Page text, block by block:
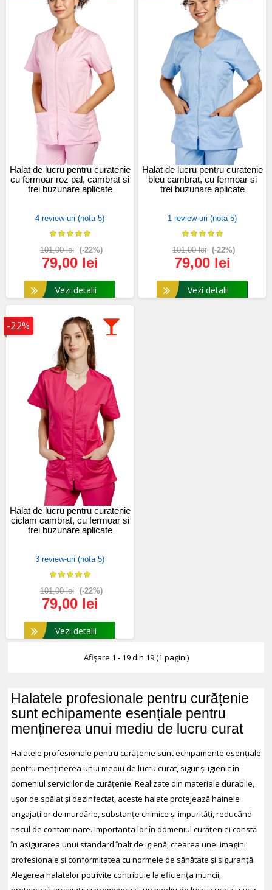
Halat de lucru pentru curatenie
cu fermoar roz pal, cambrat si
trei buzunare aplicate
4 review-uri (nota 5)
101,00 lei (-22%)
79,00 lei
Vezi detalii
Halat de lucru pentru curatenie
bleu cambrat, cu fermoar si
trei buzunare aplicate
1 review-uri (nota 5)
101,00 lei (-22%)
79,00 lei
Vezi detalii
-22%
Halat de lucru pentru curatenie
ciclam cambrat, cu fermoar si
trei buzunare aplicate
3 review-uri (nota 5)
101,00 lei (-22%)
79,00 lei
Vezi detalii
Afişare 1 - 19 din 19 (1 pagini)
Halatele profesionale pentru curățenie
sunt echipamente esențiale pentru
menținerea unui mediu de lucru curat
Halatele profesionale pentru curățenie sunt echipamente esențiale
pentru menținerea unui mediu de lucru curat, sigur și igienic în
domeniul serviciilor de curățenie. Realizate din materiale durabile,
ușor de spălat și dezinfectat, aceste halate protejează hainele
angajaților de murdărie, substanțe chimice și impurități, reducând
riscul de contaminare. Importanța lor în domeniul curățeniei constă
în asigurarea unui standard înalt de igienă, crearea unei imagini
profesionale și conformitatea cu normele de sănătate și siguranță.
Alegerea halatelor potrivite contribuie la eficiența muncii,